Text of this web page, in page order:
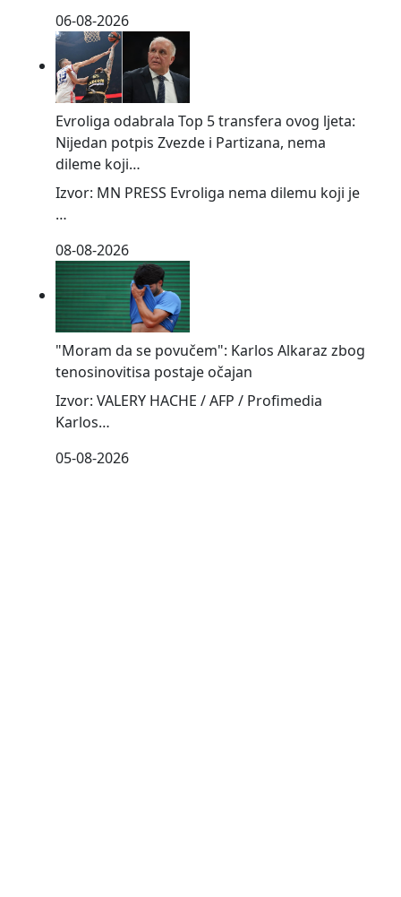
06-08-2026
Evroliga odabrala Top 5 transfera ovog ljeta:
Nijedan potpis Zvezde i Partizana, nema
dileme koji…
Izvor: MN PRESS Evroliga nema dilemu koji je
…
08-08-2026
"Moram da se povučem": Karlos Alkaraz zbog
tenosinovitisa postaje očajan
Izvor: VALERY HACHE / AFP / Profimedia
Karlos…
05-08-2026